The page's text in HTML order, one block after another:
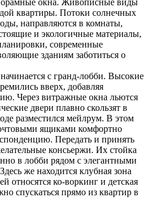
квартиры. Потоки солнечных
направляются в комнаты,
и экологичные материалы,
современные
зданиям заботиться о
с гранд-лобби. Высокие
вверх, добавляя
Через витражные окна льются
двери плавно скользят в
разместился мейлрум. В этом
ящиками комфортно
Передать и принять
консьержи. Их стойка
в лобби рядом с элегантными
же находится клубная зона
относятся ко-воркинг и детская
спускаться прямо из квартир в